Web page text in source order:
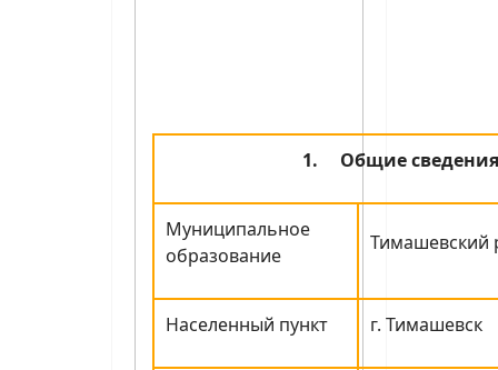
1. Общие сведения
Муниципальное
образование
Тимашевский
Населенный пункт г. Тимашевск